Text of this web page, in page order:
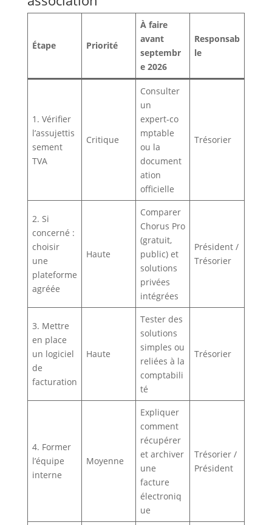
Étape Priorité
À faire
avant
septembr
e 2026
Responsab
le
1. Vérifier
l’assujettis
sement
TVA
Critique
Consulter
un
expert‑co
mptable
ou la
document
ation
officielle
Trésorier
2. Si
concerné :
choisir
une
plateforme
agréée
Haute
Comparer
Chorus Pro
(gratuit,
public) et
solutions
privées
intégrées
Président /
Trésorier
3. Mettre
en place
un logiciel
de
facturation
Haute
Tester des
solutions
simples ou
reliées à la
comptabili
té
Trésorier
4. Former
l’équipe
interne
Moyenne
Expliquer
comment
récupérer
et archiver
une
facture
électroniq
ue
Trésorier /
Président